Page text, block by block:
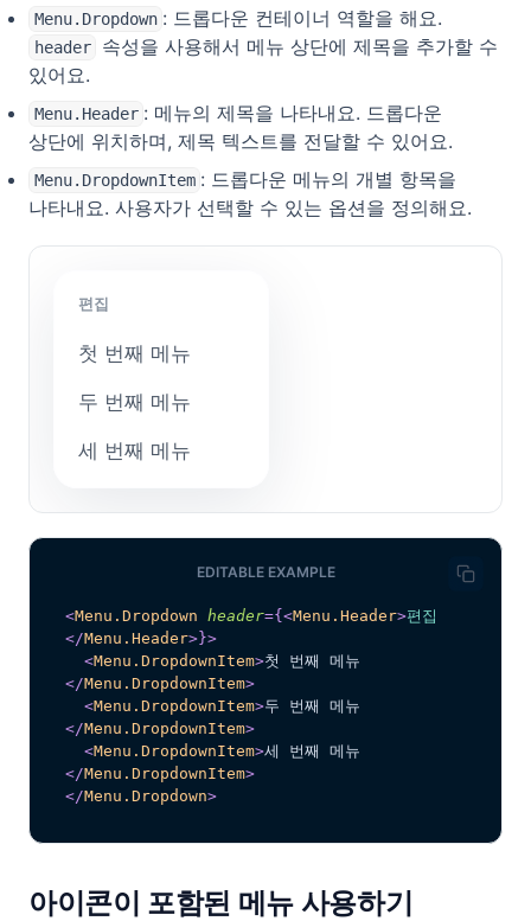
Menu.Dropdown : 드롭다운 컨테이너 역할을 해요.
header
속성을 사용해서 메뉴 상단에 제목을 추가할 수
있어요.
Menu.Header : 메뉴의 제목을 나타내요. 드롭다운
상단에 위치하며, 제목 텍스트를 전달할 수 있어요.
Menu.DropdownItem : 드롭다운 메뉴의 개별 항목을
나타내요. 사용자가 선택할 수 있는 옵션을 정의해요.
편집
첫 번째 메뉴
두 번째 메뉴
세 번째 메뉴
EDITABLE EXAMPLE
<Menu.Dropdown header={ <Menu.Header>편집
</Menu.Header> }>
<Menu.DropdownItem>첫 번째 메뉴
</Menu.DropdownItem>
<Menu.DropdownItem>두 번째 메뉴
</Menu.DropdownItem>
<Menu.DropdownItem>세 번째 메뉴
</Menu.DropdownItem>
</Menu.Dropdown>
아이콘이 포함된 메뉴 사용하기